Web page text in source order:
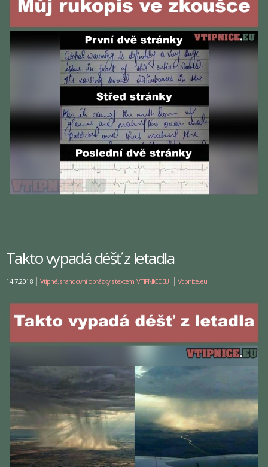
Takto vypadá déšť z letadla
14.7.2018 Vtipné, srandovní obrázky s textem: VTIPNICE.EU Vtipnice.eu